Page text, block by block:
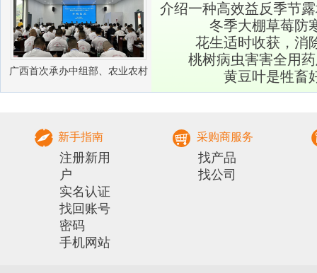
广西首次承办中组部、农业农村
部农村实用人才 带头人培训兽医
介绍一种高效益反季节
冬季大棚草莓防
花生适时收获，消
桃树病虫害害全用
黄豆叶是牲畜
新手指南
注册新用
户
实名认证
找回账号
密码
手机网站
采购商服务
找产品
找公司